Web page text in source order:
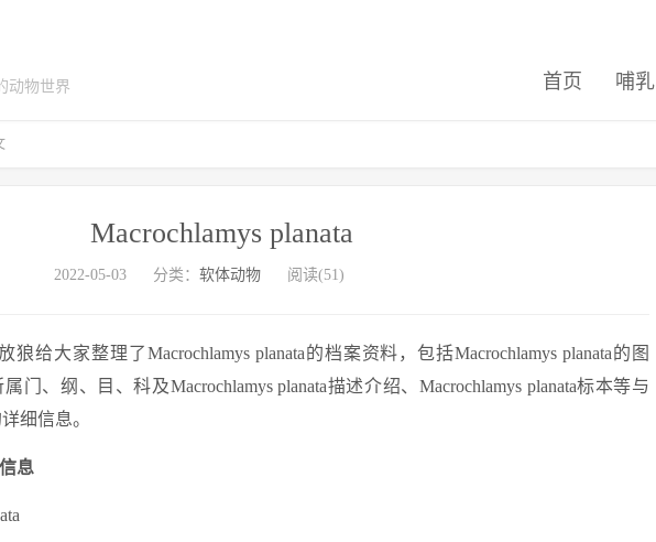
动物世界
首页 哺乳
Macrochlamys planata
2022-05-03 分类： 软体动物 阅读(51)
给大家整理了Macrochlamys planata的档案资料，包括Macrochlamys planata的图
属门、纲、目、科及Macrochlamys planata描述介绍、Macrochlamys planata标本等与
细信息。
息